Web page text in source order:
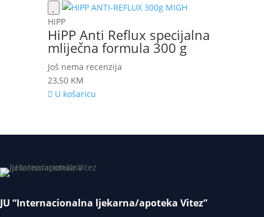
HiPP
HiPP Anti Reflux specijalna
mliječna formula 300 g
Još nema recenzija
23,50 KM
U košaricu
JU “Internacionalna ljekarna/apoteka Vitez”